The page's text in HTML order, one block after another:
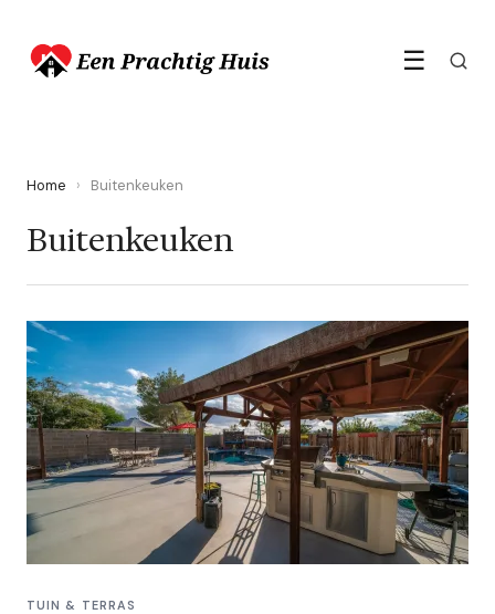
☰
Home › Buitenkeuken
Buitenkeuken
TUIN & TERRAS